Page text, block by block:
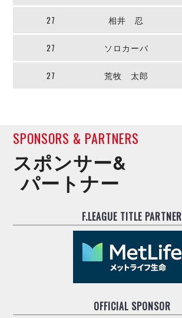
27 相井 忍
27 ソロカーバ
27 荒牧 太郎
SPONSORS & PARTNERS
スポンサー&
パートナー
F.LEAGUE TITLE PARTNER
OFFICIAL SPONSOR